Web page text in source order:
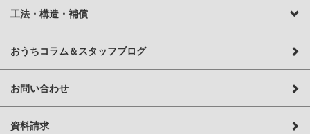
工法・構造・補償
おうちコラム＆スタッフブログ
お問い合わせ
資料請求